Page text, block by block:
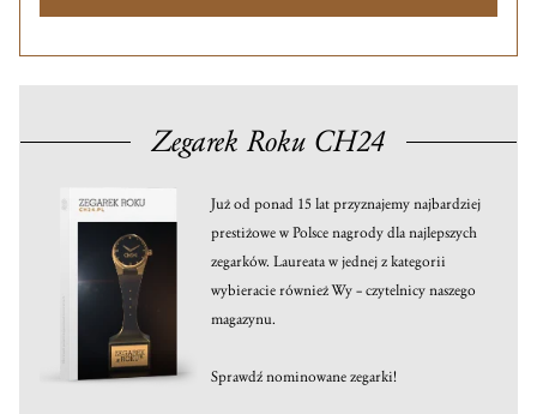
Zegarek Roku CH24
Już od ponad 15 lat przyznajemy najbardziej
prestiżowe w Polsce nagrody dla najlepszych
zegarków. Laureata w jednej z kategorii
wybieracie również Wy – czytelnicy naszego
magazynu.
Sprawdź nominowane zegarki!